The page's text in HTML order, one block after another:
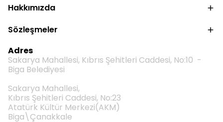
Hakkımızda
Sözleşmeler
Adres
Sakarya Mahallesi, Kıbrıs Şehitleri Caddesi, No:10 -
Biga Belediyesi
Sakarya Mahallesi,
Kıbrıs Şehitleri Caddesi, No:23
Atatürk Kültür Merkezi(AKM)
Biga\Çanakkale